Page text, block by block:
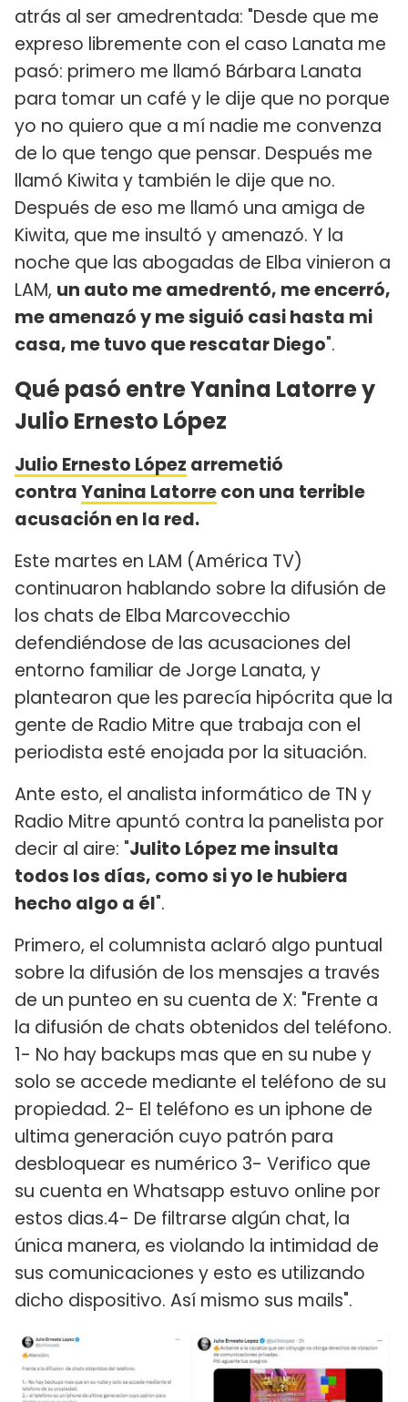
atrás al ser amedrentada: "Desde que me
expreso libremente con el caso Lanata me
pasó: primero me llamó Bárbara Lanata
para tomar un café y le dije que no porque
yo no quiero que a mí nadie me convenza
de lo que tengo que pensar. Después me
llamó Kiwita y también le dije que no.
Después de eso me llamó una amiga de
Kiwita, que me insultó y amenazó. Y la
noche que las abogadas de Elba vinieron a
LAM, un auto me amedrentó, me encerró,
me amenazó y me siguió casi hasta mi
casa, me tuvo que rescatar Diego".
Qué pasó entre Yanina Latorre y
Julio Ernesto López
Julio Ernesto López arremetió
contraYanina Latorrecon una terrible
acusación en la red.
Este martes en LAM (América TV)
continuaron hablando sobre la difusión de
los chats de Elba Marcovecchio
defendiéndose de las acusaciones del
entorno familiar de Jorge Lanata, y
plantearon que les parecía hipócrita que la
gente de Radio Mitre que trabaja con el
periodista esté enojada por la situación.
Ante esto, el analista informático de TN y
Radio Mitre apuntó contra la panelista por
decir al aire: "Julito López me insulta
todos los días, como si yo le hubiera
hecho algo a él".
Primero, el columnista aclaró algo puntual
sobre la difusión de los mensajes a través
de un punteo en su cuenta de X: "Frente a
la difusión de chats obtenidos del teléfono.
1- No hay backups mas que en su nube y
solo se accede mediante el teléfono de su
propiedad. 2- El teléfono es un iphone de
ultima generación cuyo patrón para
desbloquear es numérico 3- Verifico que
su cuenta en Whatsapp estuvo online por
estos dias.4- De filtrarse algún chat, la
única manera, es violando la intimidad de
sus comunicaciones y esto es utilizando
dicho dispositivo. Así mismo sus mails".